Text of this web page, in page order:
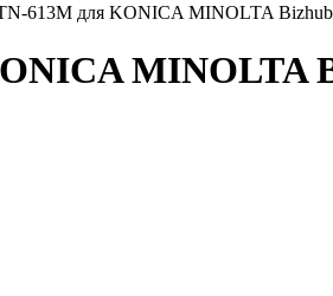
613M для KONICA MINOLTA Bizhub
MINOLTA